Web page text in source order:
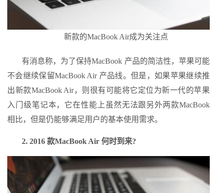
新款的MacBook Air成为关注点
有消息称，为了保持MacBook 产品的简洁性，苹果可能
不会继续保留MacBook Air 产品线。但是，如果苹果继续推
出新款MacBook Air，则很有可能将它定位为新一代的苹果
入门级笔记本，它在性能上虽然无法跟另外两款MacBook
相比，但是仍能够满足用户的基本使用需求。
2. 2016 款MacBook Air 何时到来?